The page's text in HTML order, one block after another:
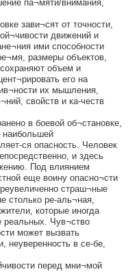
па¬мяти/внимания,
зави¬сят от точности,
движений и
ими способности
размеры объектов,
объем и
его на
их мышления,
свойств и ка-честв
в боевой об¬становке,
наибольшей
ся опасность. Человек
и здесь
Под влиянием
еще воину опасно¬сти
страш¬ные
столько ре-аль¬ная,
которые иногда
реальных. Чув¬ство
может вызвать
неуверенность в се-бе,
перед мни¬мой